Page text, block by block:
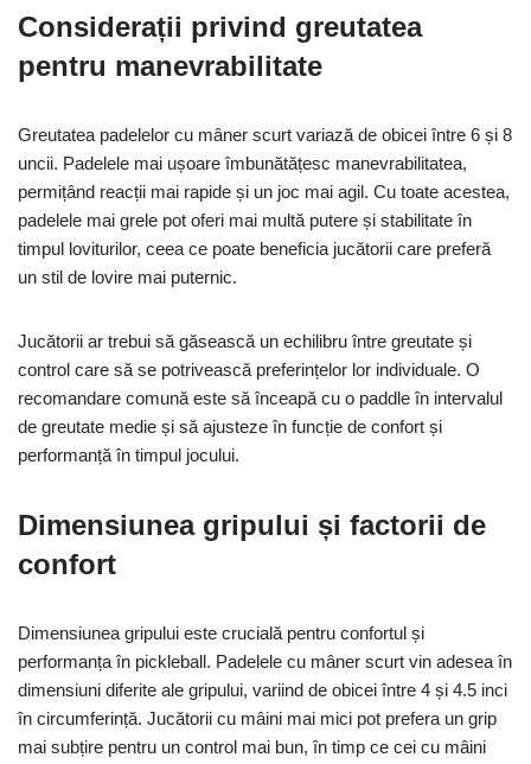
Considerații privind greutatea
pentru manevrabilitate
Greutatea padelelor cu mâner scurt variază de obicei între 6 și 8
uncii. Padelele mai ușoare îmbunătățesc manevrabilitatea,
permițând reacții mai rapide și un joc mai agil. Cu toate acestea,
padelele mai grele pot oferi mai multă putere și stabilitate în
timpul loviturilor, ceea ce poate beneficia jucătorii care preferă
un stil de lovire mai puternic.
Jucătorii ar trebui să găsească un echilibru între greutate și
control care să se potrivească preferințelor lor individuale. O
recomandare comună este să înceapă cu o paddle în intervalul
de greutate medie și să ajusteze în funcție de confort și
performanță în timpul jocului.
Dimensiunea gripului și factorii de
confort
Dimensiunea gripului este crucială pentru confortul și
performanța în pickleball. Padelele cu mâner scurt vin adesea în
dimensiuni diferite ale gripului, variind de obicei între 4 și 4.5 inci
în circumferință. Jucătorii cu mâini mai mici pot prefera un grip
mai subțire pentru un control mai bun, în timp ce cei cu mâini